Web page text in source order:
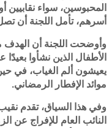
المحبوسين، سواء نقابيين
أسرهم، تأمل اللجنة أن
وأوضحت اللجنة أن
الأطفال الذين نشأوا بعيدًا
يعيشون ألم الغياب، في
موائد الإفطار الرمضاني.
وفي هذا السياق، تقدم
النائب العام للإفراج عن